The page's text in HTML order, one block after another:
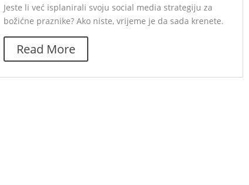
Jeste li već isplanirali svoju social media strategiju za
božićne praznike? Ako niste, vrijeme je da sada krenete.
Read More